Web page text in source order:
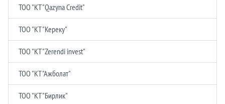
ТОО "КТ "Qazyna Credit"
ТОО "КТ "Кереку"
ТОО "КТ "Zerendi invest"
ТОО "КТ "Ажболат"
ТОО "КТ "Бирлик"